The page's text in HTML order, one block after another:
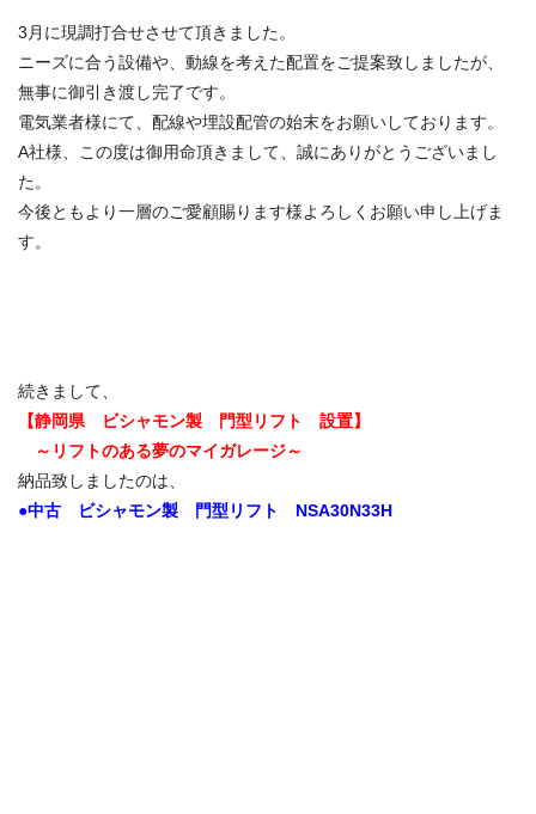
3月に現調打合せさせて頂きました。
ニーズに合う設備や、動線を考えた配置をご提案致しましたが、
無事に御引き渡し完了です。
電気業者様にて、配線や埋設配管の始末をお願いしております。
A社様、この度は御用命頂きまして、誠にありがとうございまし
た。
今後ともより一層のご愛顧賜ります様よろしくお願い申し上げま
す。
続きまして、
【静岡県 ビシャモン製 門型 リフト 設置】
～リフトのある夢のマイガレージ～
納品致しましたのは、
●中古 ビシャモン製 門型リフト NSA30N33H